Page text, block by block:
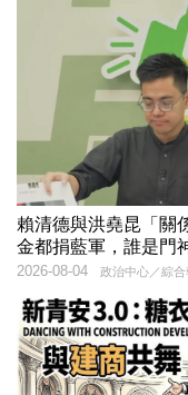
賴清德與洪堯昆「
金都捐藍軍，誰是門
政治中心／綜合
2026-08-04